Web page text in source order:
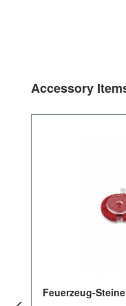
Produktgalerie
Accessory
Feuerzeug-